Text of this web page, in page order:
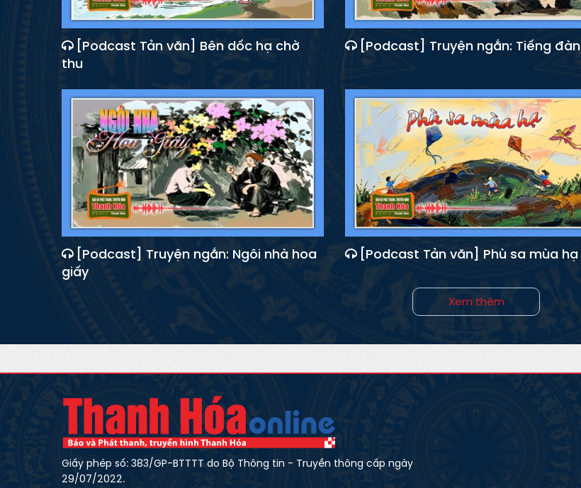
[Podcast Tản văn] Bên dốc hạ chờ
thu
[Podcast] Truyện ngắn: Tiếng đàn
[Podcast] Truyện ngắn: Ngôi nhà hoa
giấy
[Podcast Tản văn] Phù sa mùa hạ
Xem thêm
Giấy phép số: 383/GP-BTTTT do Bộ Thông tin - Truyền thông cấp ngày
29/07/2022.